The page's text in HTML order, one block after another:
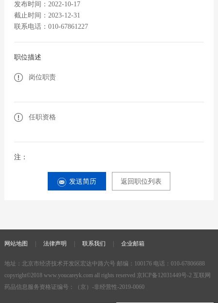
发布时间：2022-10-17
截止时间：2023-12-31
联系电话：010-67861227
职位描述
岗位职责
任职资格
注：
发送简历 返回职位列表
网站地图 法律声明 联系我们 企业邮箱
地址：北京市经济技术开发区宏达中路六号 邮编：100176 电话：010-67806688
copyright©2018 www.youcareyk.comall rights reserved 京ICP备12031449号-2 互联网
药品信息服务资格证编号：（京）-非经营性-2019-0060